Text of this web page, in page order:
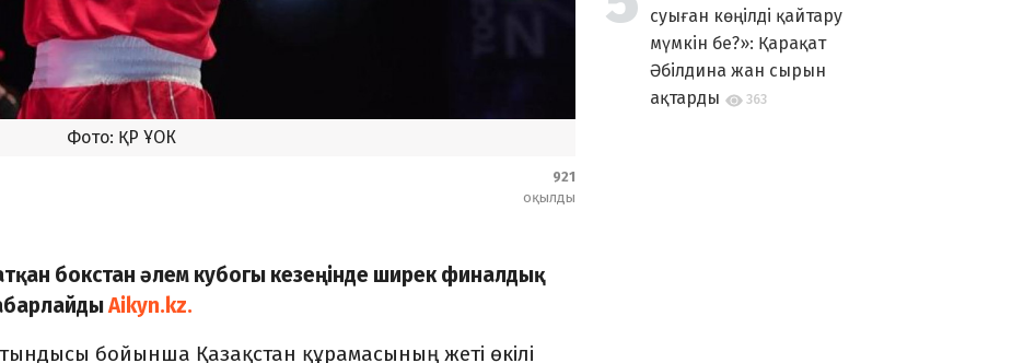
Фото: ҚР ҰОК
921
оқылды
бокстан әлем кубогы кезеңінде ширек финалдық
Aikyn.kz.
бойынша Қазақстан құрамасының жеті өкілі
суыған көңілді қайтару
мүмкін бе?»: Қарақат
Әбілдина жан сырын
ақтарды
363